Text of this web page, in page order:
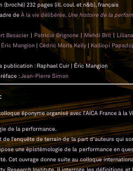
(broché) 232 pages (ill. coul. et n&b), français
de À la vie délibérée, Une histoire de la
Besacier | Patricia Brignone| Mehdi Brit|
Éric Mangion | Cédric Moris Kelly| Kalliopi
publication : Raphael Cuir | Éric Mangion
:Jean-Pierre Simon
éponyme organisé avec l’AICA France à la
de la performance.
de l’enquête de terrain de la part d’auteurs qui
une épistémologie de la performance en
Cet ouvrage donne suite au colloque
Research Institute. Il interroge les définitions